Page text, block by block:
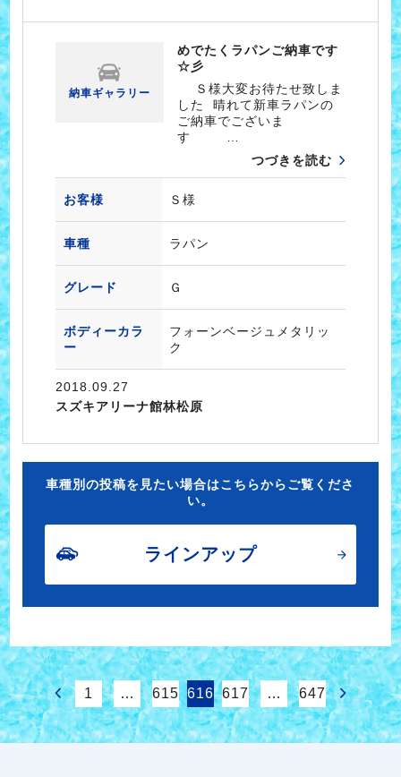
納車ギャラリー
めでたくラパンご納車です
☆彡
Ｓ様大変お待たせ致しま
した 晴れて新車ラパンの
ご納車でございま
す …
つづきを読む
お客様 Ｓ様
車種 ラパン
グレード Ｇ
ボディーカラ
ー
フォーンベージュメタリッ
ク
2018.09.27
スズキアリーナ館林松原
車種別の投稿を見たい場合はこちらからご覧くださ
い。
ラインアップ
1 … 615 616 617 … 647